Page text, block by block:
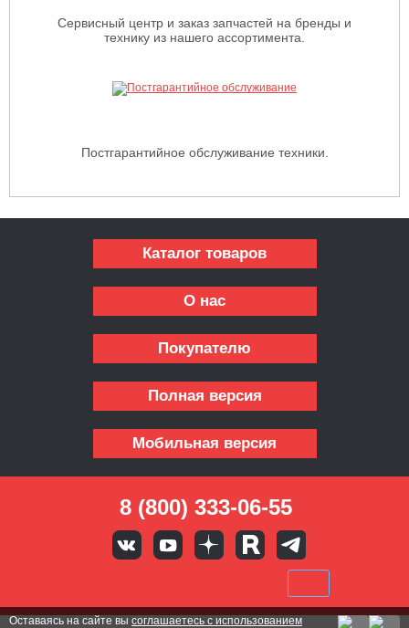
Сервисный центр и заказ запчастей на бренды и
технику из нашего ассортимента.
Постгарантийное обслуживание техники.
Каталог товаров
О нас
Покупателю
Полная версия
Мобильная версия
8 (800) 333-06-55
Оставаясь на сайте вы соглашаетесь с использованием